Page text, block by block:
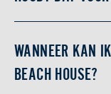
WANNEER KAN
BEACH HOUSE?